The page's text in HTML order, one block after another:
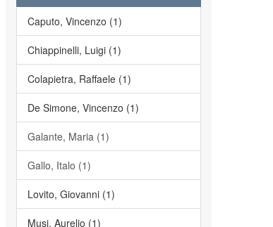
Caputo, Vincenzo (1)
Chiappinelli, Luigi (1)
Colapietra, Raffaele (1)
De Simone, Vincenzo (1)
Galante, Maria (1)
Gallo, Italo (1)
Lovito, Giovanni (1)
Musi, Aurelio (1)